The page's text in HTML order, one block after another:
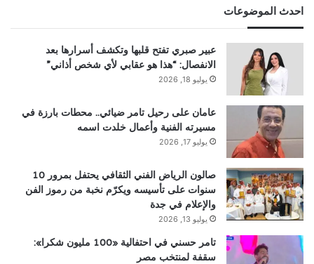
احدث الموضوعات
عبير صبري تفتح قلبها وتكشف أسرارها بعد
الانفصال: “هذا هو عقابي لأي شخص أذاني”
يوليو 18, 2026
عامان على رحيل تامر ضيائي.. محطات بارزة في
مسيرته الفنية وأعمال خلدت اسمه
يوليو 17, 2026
صالون الرياض الفني الثقافي يحتفل بمرور 10
سنوات على تأسيسه ويكرّم نخبة من رموز الفن
والإعلام في جدة
يوليو 13, 2026
تامر حسني في احتفالية «100 مليون شكرا»:
سقفة لمنتخب مصر